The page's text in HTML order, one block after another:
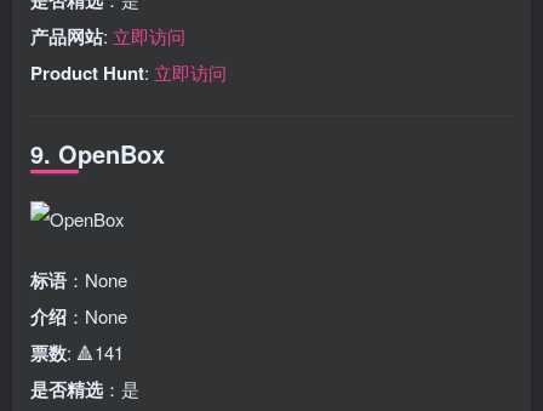
产品网站: 立即访问
Product Hunt: 立即访问
9. OpenBox
标语 ：None
介绍 ：None
票数: 🔺141
是否精选 ：是